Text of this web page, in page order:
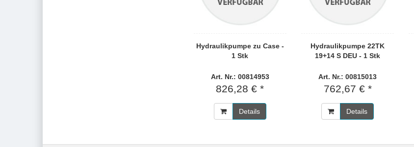
Hydraulikpumpe zu Case -
1 Stk
Art. Nr.: 00814953
826,28 € *
Details
Hydraulikpumpe 22TK
19+14 S DEU - 1 Stk
Art. Nr.: 00815013
762,67 € *
Details